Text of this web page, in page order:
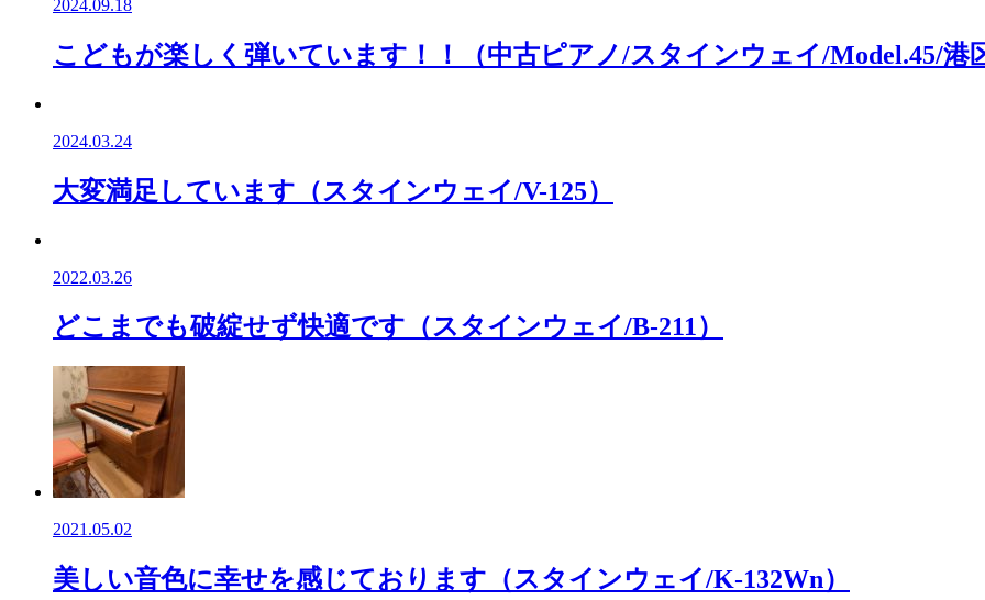
2024.09.18
こどもが楽しく弾いています！！（中古ピアノ/スタインウェイ/Model.45/港
2024.03.24
大変満足しています（スタインウェイ/V-125）
2022.03.26
どこまでも破綻せず快適です（スタインウェイ/B-211）
2021.05.02
美しい音色に幸せを感じております（スタインウェイ/K-132Wn）